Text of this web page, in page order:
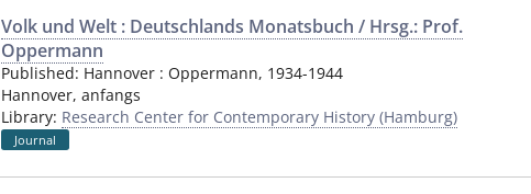
Volk und Welt : Deutschlands Monatsbuch / Hrsg.: Prof.
Oppermann
Published: Hannover : Oppermann, 1934-1944
Hannover, anfangs
Library: Research Center for Contemporary History (Hamburg)
Journal